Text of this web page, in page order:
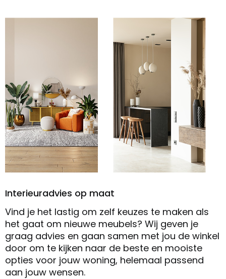
Interieuradvies op maat
Vind je het lastig om zelf keuzes te maken als
het gaat om nieuwe meubels? Wij geven je
graag advies en gaan samen met jou de winkel
door om te kijken naar de beste en mooiste
opties voor jouw woning, helemaal passend
aan jouw wensen.